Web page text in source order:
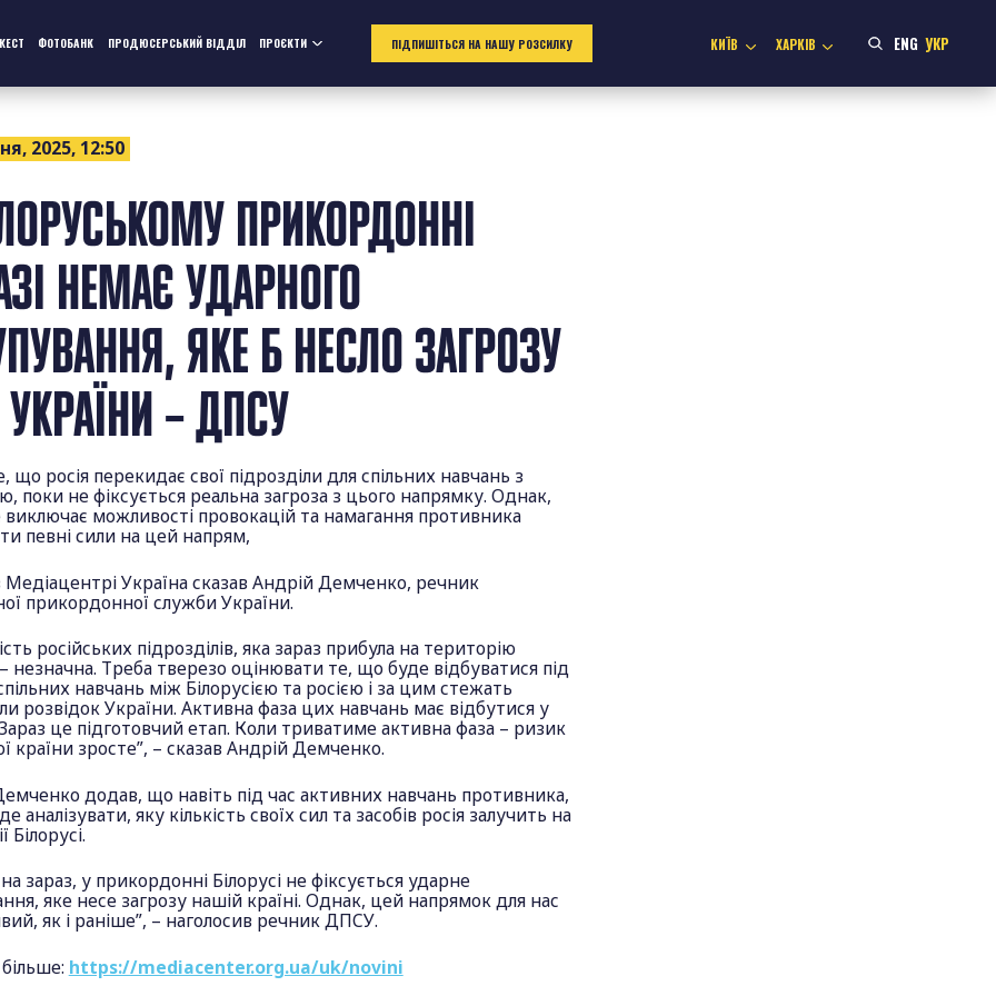
ФОТОБАНК ПРОДЮСЕРСЬКИЙ ВІДДІЛ ПРОЄКТИ ПІДПИШІТЬСЯ НА НАШУ РОЗСИЛКУ КИЇВ ХАРКІВ ENG УКР
2025, 12:50
ПРИКОРДОННІ
НЕМАЄ УДАРНОГО
ЯКЕ Б НЕСЛО ЗАГРОЗУ
– ДПСУ
що росія перекидає свої підрозділи для спільних навчань з
поки не фіксується реальна загроза з цього напрямку. Однак,
можливості провокацій та намагання противника
певні сили на цей напрям,
Україна сказав Андрій Демченко, речник
прикордонної служби України.
російських підрозділів, яка зараз прибула на територію
– незначна. Треба тверезо оцінювати те, що буде відбуватися під
навчань між Білорусією та росією і за цим стежать
розвідок України. Активна фаза цих навчань має відбутися у
це підготовчий етап. Коли триватиме активна фаза – ризик
країни зросте”, – сказав Андрій Демченко.
додав, що навіть під час активних навчань противника,
аналізувати, яку кількість своїх сил та засобів росія залучить на
Білорусі.
зараз, у прикордонні Білорусі не фіксується ударне
яке несе загрозу нашій країні. Однак, цей напрямок для нас
як і раніше”, – наголосив речник ДПСУ.
https://mediacenter.org.ua/uk/novini